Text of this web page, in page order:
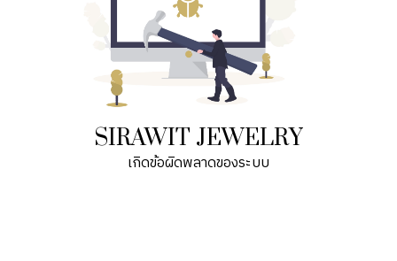
SIRAWIT JEWELRY
เกิดข้อผิดพลาดของระบบ